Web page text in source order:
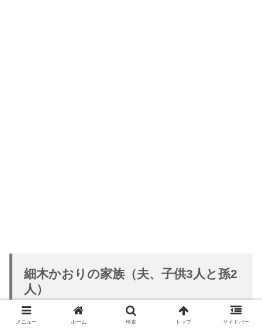
細木かおりの家族（夫、子供3人と孫2
人）
メニュー ホーム 検索 トップ サイドバー